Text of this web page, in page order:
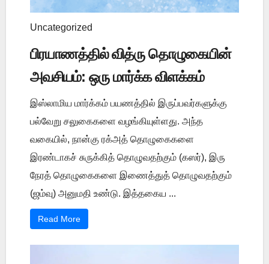
Uncategorized
பிரயாணத்தில் வித்ரு தொழுகையின்
அவசியம்: ஒரு மார்க்க விளக்கம்
இஸ்லாமிய மார்க்கம் பயணத்தில் இருப்பவர்களுக்கு
பல்வேறு சலுகைகளை வழங்கியுள்ளது. அந்த
வகையில், நான்கு ரக்அத் தொழுகைகளை
இரண்டாகச் சுருக்கித் தொழுவதற்கும் (கஸர்), இரு
நேரத் தொழுகைகளை இணைத்துத் தொழுவதற்கும்
(ஜம்வு) அனுமதி உண்டு. இத்தகைய ...
Read More